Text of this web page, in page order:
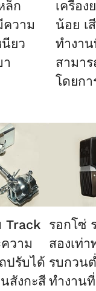
ล็ก
ความ
นียว
เครื่อง
น้อย เ
ทำงา
สามา
โดยก
Track
วาม
ปรับได้
สังกะสี
รอกโซ่
สองเท่า
รบกวน
ทำงาน